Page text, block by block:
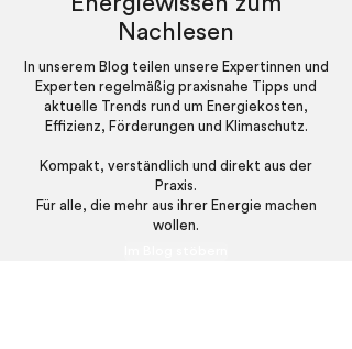
Nachlesen
In unserem Blog teilen unsere Expertinnen und
Experten regelmäßig praxisnahe Tipps und
aktuelle Trends rund um Energiekosten,
Effizienz, Förderungen und Klimaschutz.
Kompakt, verständlich und direkt aus der
Praxis.
Für alle, die mehr aus ihrer Energie machen
wollen.